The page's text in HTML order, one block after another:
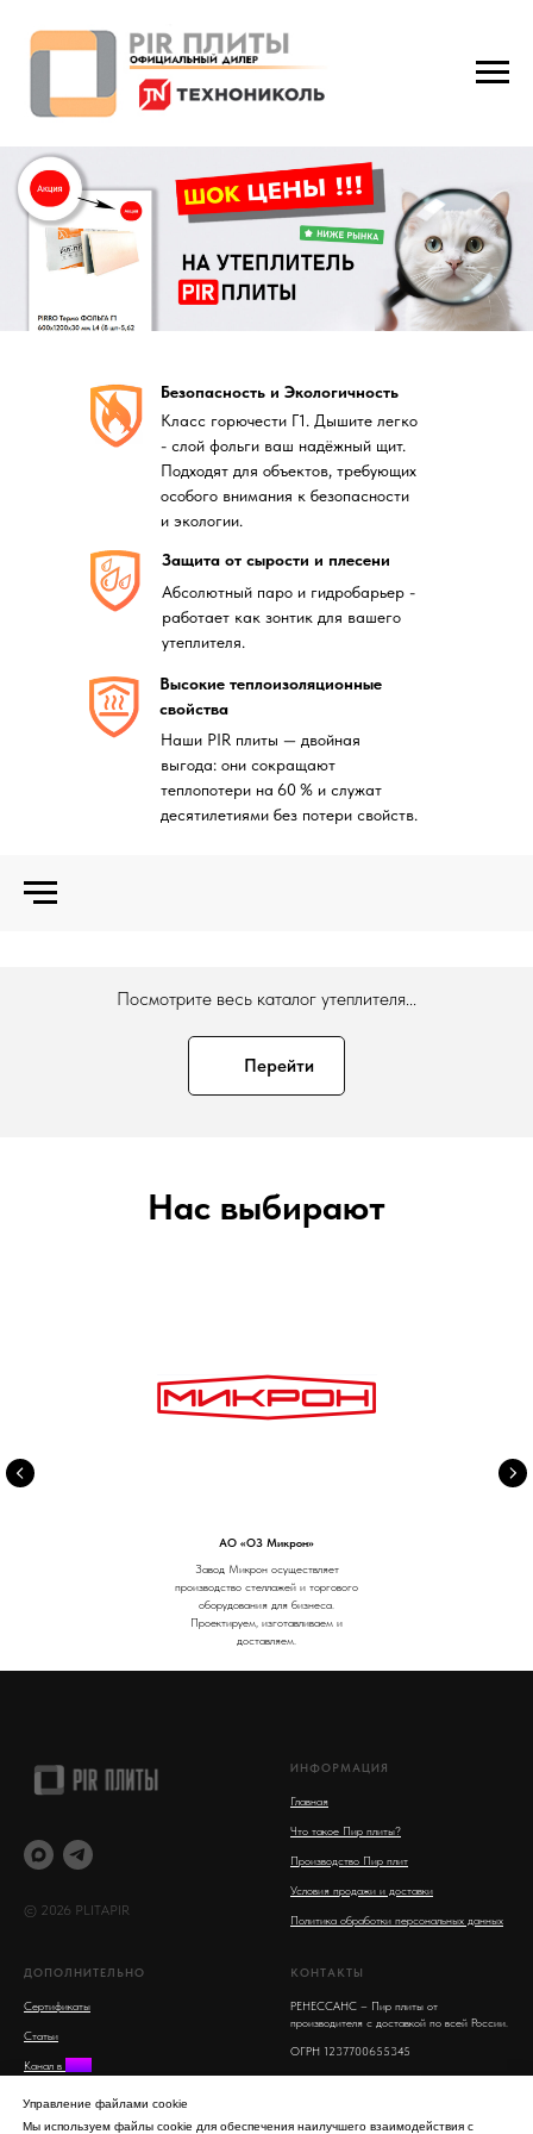
Класс горючести Г1. Дышите легко
- слой фольги ваш надёжный щит.
Подходят для объектов, требующих
особого внимания к безопасности
и экологии.
Безопасность и Экологичность
Абсолютный паро и гидробарьер -
работает как зонтик для вашего
утеплителя.
Защита от сырости и плесени
Наши PIR плиты — двойная
выгода: они сокращают
теплопотери на 60 % и служат
десятилетиями без потери свойств.
Высокие теплоизоляционные
свойства
Посмотрите весь каталог утеплителя...
Перейти
Нас выбирают
АО «ОЗ Микрон»
Завод Микрон осуществляет
производство стеллажей и торгового
оборудования для бизнеса.
Проектируем, изготавливаем и
доставляем.
© 2026 PLITAPIR
ИНФОРМАЦИЯ
Главная
Что такое Пир плиты?
Производство Пир плит
Условия продажи и доставки
Политика обработки персональных данных
ДОПОЛНИТЕЛЬНО
Сертификаты
Статьи
Канал в MAX
КОНТАКТЫ
РЕНЕССАНС – Пир плиты от
производителя с доставкой по всей России.
ОГРН 1237700655345
Московская область, Люберцы, улица 8
info@plitapir.ru
Управление файлами cookie
Мы используем файлы cookie для обеспечения наилучшего взаимодействия с